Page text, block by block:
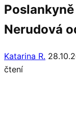
Nerudová
Katarina R.
čtení